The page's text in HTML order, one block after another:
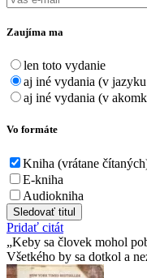
Zaujíma ma
len toto vydanie
aj iné vydania (v
aj iné vydania (v
Vo formáte
Kniha (vrátane
E-kniha
Audiokniha
Sledovať titul
Pridať citát
Keby sa človek mohol
Všetkého by sa dotkol a